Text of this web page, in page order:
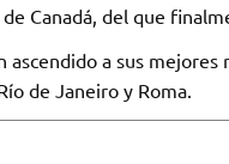
Canadá, del que
a sus mejores
de Janeiro y Roma.